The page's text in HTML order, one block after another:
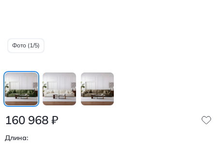
Фото (1/5)
160 968 ₽
Длина: